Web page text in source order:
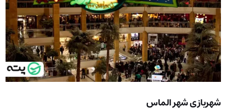
شهربازی شهر الماس